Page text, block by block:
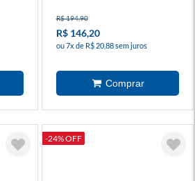
R$ 194,90
R$ 146,20
ou 7x de R$ 20,88 sem juros
-24% OFF